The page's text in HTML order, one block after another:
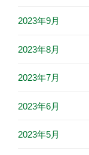
2023年9月
2023年8月
2023年7月
2023年6月
2023年5月